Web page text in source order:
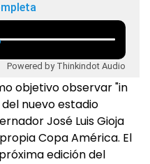
Powered by Thinkindot Audio
objetivo observar "in
nuevo estadio
José Luis Gioja
Copa América. El
edición del